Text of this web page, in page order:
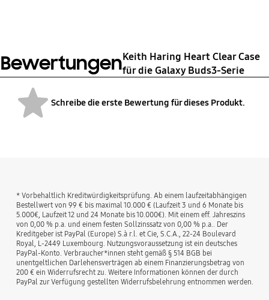
BewertungenKeith Haring Heart Clear Case
für die Galaxy Buds3-Serie
Schreibe die erste Bewertung für dieses Produkt.
* Vorbehaltlich Kreditwürdigkeitsprüfung. Ab einem laufzeitabhängigen
Bestellwert von 99 € bis maximal 10.000 € (Laufzeit 3 und 6 Monate bis
5.000€, Laufzeit 12 und 24 Monate bis 10.000€). Mit einem eff. Jahreszins
von 0,00 % p.a. und einem festen Sollzinssatz von 0,00 % p.a.. Der
Kreditgeber ist PayPal (Europe) S.à r.l. et Cie, S.C.A., 22-24 Boulevard
Royal, L-2449 Luxembourg. Nutzungsvoraussetzung ist ein deutsches
PayPal-Konto. Verbraucher*innen steht gemäß § 514 BGB bei
unentgeltlichen Darlehensverträgen ab einem Finanzierungsbetrag von
200 € ein Widerrufsrecht zu. Weitere Informationen können der durch
PayPal zur Verfügung gestellten Widerrufsbelehrung entnommen werden.